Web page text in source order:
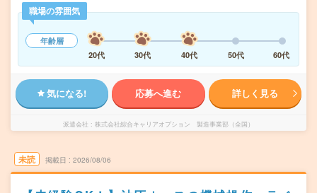
職場の雰囲気
年齢層
20代
30代 40代 50代 60代
気になる! 応募へ進む 詳しく見る
派遣会社 株式会社綜合キャリアオプション 製造事業部（全国）
未読 掲載日 2026/08/06